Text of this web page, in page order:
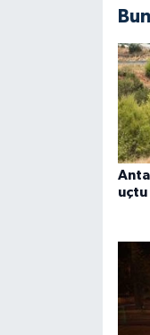
uçtu